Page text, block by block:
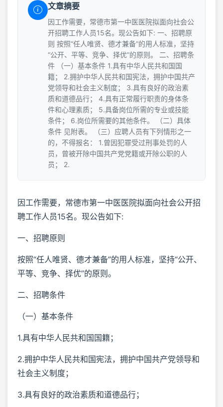
文章摘要
因工作需要，常德市第一中医医院拟面向社会公
开招聘工作人员15名。现公告如下: 一、招聘原
则 按照“任人唯贤、德才兼备”的用人标准，坚持
“公开、平等、竞争、择优”的原则。 二、招聘条
件 （一）基本条件 1.具有中华人民共和国国
籍； 2.拥护中华人民共和国宪法，拥护中国共产
党领导和社会主义制度； 3.具有良好的政治素
质和道德品行； 4.具有正常履行职责的身体条
件和心理素质； 5.具备岗位所需的专业或技能
条件； 6.岗位所需要的其他条件。 （二）具体
条件 见附表。 （三）应聘人员有下列情形之一
的，不得报名： 1.曾因犯罪受过刑事处罚的人
员，曾被开除中国共产党党籍或开除公职的人
员； 2.
因工作需要，常德市第一中医医院拟面向社会公开招
聘工作人员15名。现公告如下:
一、招聘原则
按照“任人唯贤、德才兼备”的用人标准，坚持“公开、
平等、竞争、择优”的原则。
二、招聘条件
（一）基本条件
1.具有中华人民共和国国籍；
2.拥护中华人民共和国宪法，拥护中国共产党领导和
社会主义制度；
3.具有良好的政治素质和道德品行；